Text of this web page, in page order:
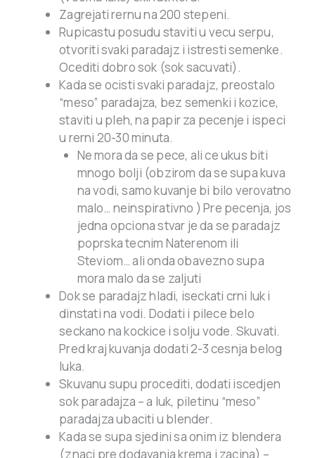
Zagrejati rernu na 200 stepeni.
Rupicastu posudu staviti u vecu serpu,
otvoriti svaki paradajz i istresti semenke.
Ocediti dobro sok (sok sacuvati).
Kada se ocisti svaki paradajz, preostalo
“meso” paradajza, bez semenki i kozice,
staviti u pleh, na papir za pecenje i ispeci
u rerni 20-30 minuta.
Ne mora da se pece, ali ce ukus biti
mnogo bolji (obzirom da se supa kuva
na vodi, samo kuvanje bi bilo verovatno
malo… neinspirativno ) Pre pecenja, jos
jedna opciona stvar je da se paradajz
poprska tecnim Naterenom ili
Steviom… ali onda obavezno supa
mora malo da se zaljuti
Dok se paradajz hladi, iseckati crni luk i
dinstati na vodi. Dodati i pilece belo
seckano na kockice i solju vode. Skuvati.
Pred kraj kuvanja dodati 2-3 cesnja belog
luka.
Skuvanu supu procediti, dodati iscedjen
sok paradajza – a luk, piletinu “meso”
paradajza ubaciti u blender.
Kada se supa sjedini sa onim iz blendera
(znaci pre dodavanja krema i zacina) –